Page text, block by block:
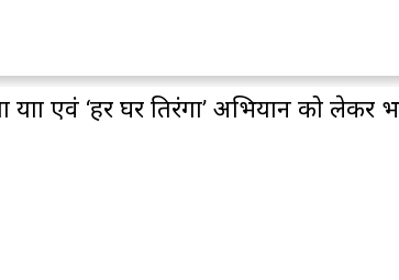
घर तिरंगा’ अभियान को लेकर भाजपा की